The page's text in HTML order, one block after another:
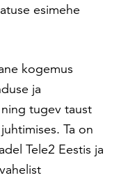
esimehe
kogemus
ja
tugev taust
Ta on
Tele2 Eestis ja